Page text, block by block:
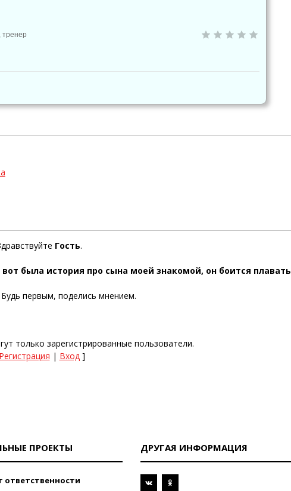
тренер
Гость.
вот была история про сына моей знакомой, он боится плавать
Будь первым, поделись мнением.
только зарегистрированные пользователи.
Регистрация | Вход]
ПРОЕКТЫ
ответственности
ДРУГАЯ ИНФОРМАЦИЯ